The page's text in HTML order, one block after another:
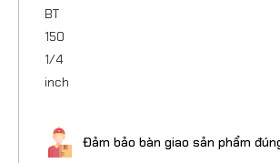
Đảm bảo bàn giao sản phẩm